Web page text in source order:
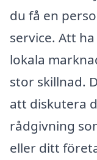
du få en
service. Att
lokala
stor skillnad.
att diskutera
rådgivning
eller ditt